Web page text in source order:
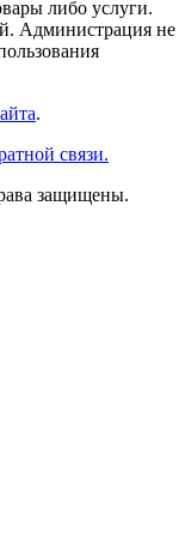
либо услуги.
Администрация не
.
связи.
защищены.